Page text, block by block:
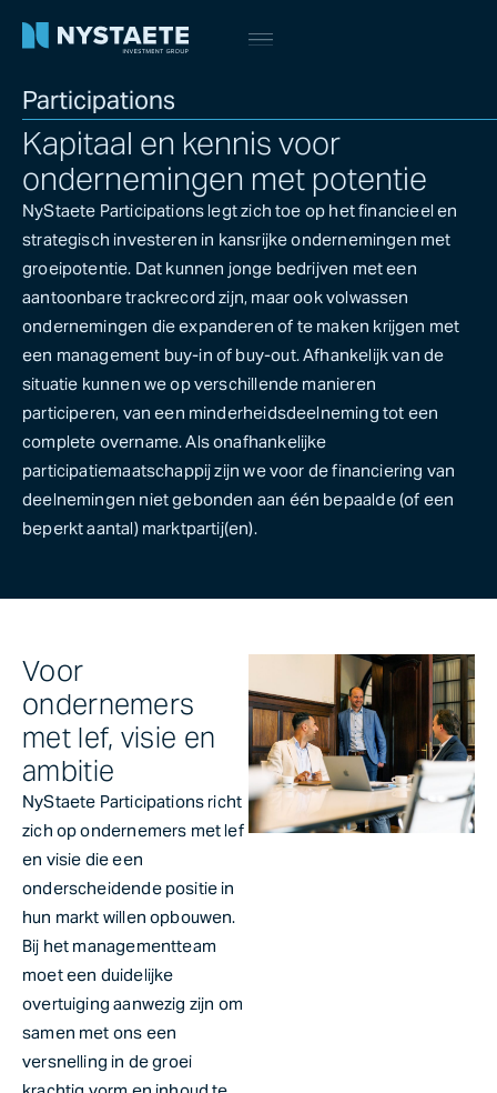
Participations
Kapitaal en kennis voor
ondernemingen met potentie
NyStaete Participations legt zich toe op het financieel en
strategisch investeren in kansrijke ondernemingen met
groeipotentie. Dat kunnen jonge bedrijven met een
aantoonbare trackrecord zijn, maar ook volwassen
ondernemingen die expanderen of te maken krijgen met
een management buy-in of buy-out. Afhankelijk van de
situatie kunnen we op verschillende manieren
participeren, van een minderheidsdeelneming tot een
complete overname. Als onafhankelijke
participatiemaatschappij zijn we voor de financiering van
deelnemingen niet gebonden aan één bepaalde (of een
beperkt aantal) marktpartij(en).
Voor
ondernemers
met lef, visie en
ambitie
NyStaete Participations richt
zich op ondernemers met lef
en visie die een
onderscheidende positie in
hun markt willen opbouwen.
Bij het managementteam
moet een duidelijke
overtuiging aanwezig zijn om
samen met ons een
versnelling in de groei